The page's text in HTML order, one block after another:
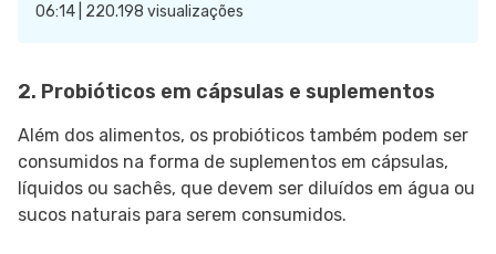
06:14 | 220.198 visualizações
2. Probióticos em cápsulas e suplementos
Além dos alimentos, os probióticos também podem ser
consumidos na forma de suplementos em cápsulas,
líquidos ou sachês, que devem ser diluídos em água ou
sucos naturais para serem consumidos.